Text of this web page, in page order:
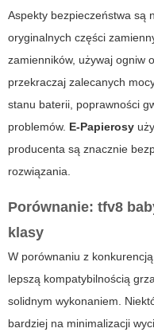
Aspekty bezpieczeństwa są
oryginalnych części
zamienników, używaj ogniw
przekraczaj zalecanych
stanu baterii, poprawności
problemów. E-Papierosy
producenta są znacznie
rozwiązania.
Porównanie: tfv8
klasy
W porównaniu z konkurencją,
lepszą kompatybilnością
solidnym wykonaniem.
bardziej na minimalizacji